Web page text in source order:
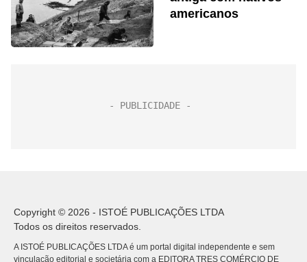
americanos
Copyright © 2026 - ISTOÉ PUBLICAÇÕES LTDA
Todos os direitos reservados.
A ISTOÉ PUBLICAÇÕES LTDA é um portal digital independente e sem
vinculação editorial e societária com a EDITORA TRES COMÉRCIO DE